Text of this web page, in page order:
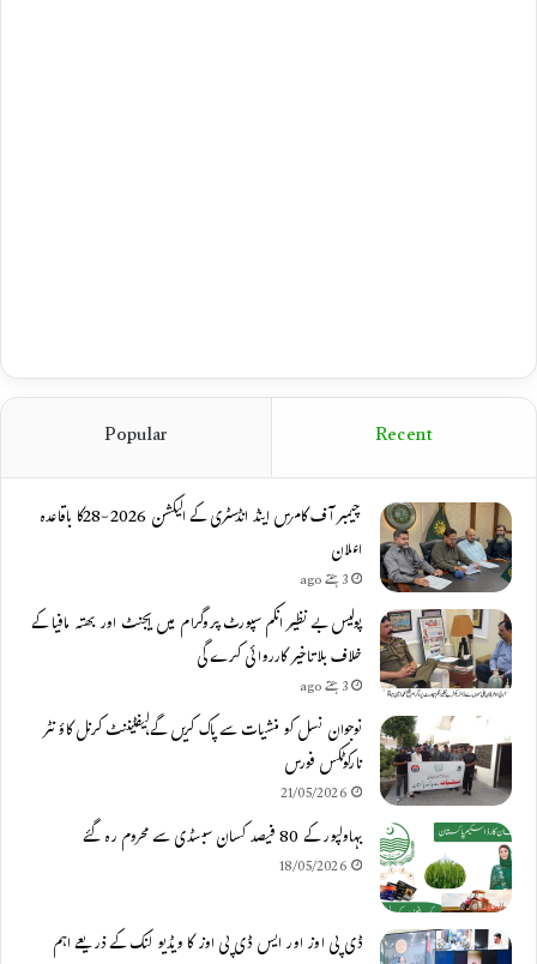
Recent
Popular
چیمبر آف کامرس اینڈ انڈسٹری کے الیکشن 2026-28کا باقاعدہ
اعلان
3 ہفتے ago
پولیس بے نظیر انکم سپورٹ پروگرام میں ایجنٹ اور بھتہ مافیا کے
خلاف بلاتاخیر کارروائی کرے گی
3 ہفتے ago
نوجوان نسل کو منشیات سے پاک کریں گے،لیفٹیننٹ کرنل کاؤنٹر
نارکوٹکس فورس
21/05/2026
بہاولپور کے 80 فیصد کسان سبسڈی سے محروم رہ گئے
18/05/2026
ڈی پی اوز اور ایس ڈی پی اوز کا ویڈیو لنک کے ذریعے اہم